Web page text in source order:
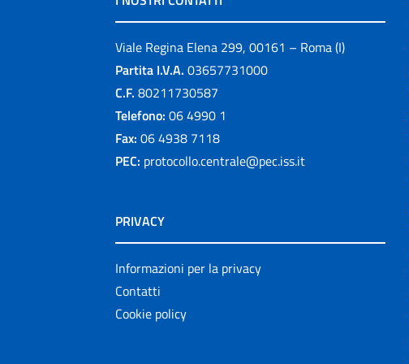
Viale Regina Elena 299, 00161 – Roma (I)
Partita I.V.A. 03657731000
C.F. 80211730587
Telefono: 06 4990 1
Fax: 06 4938 7118
PEC: protocollo.centrale@pec.iss.it
PRIVACY
Informazioni per la privacy
Contatti
Cookie policy